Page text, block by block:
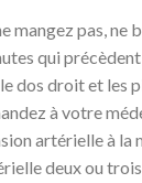
mangez pas, ne
qui
dos droit et les
à votre
artérielle à la
deux ou